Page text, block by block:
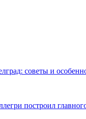
советы и
построил